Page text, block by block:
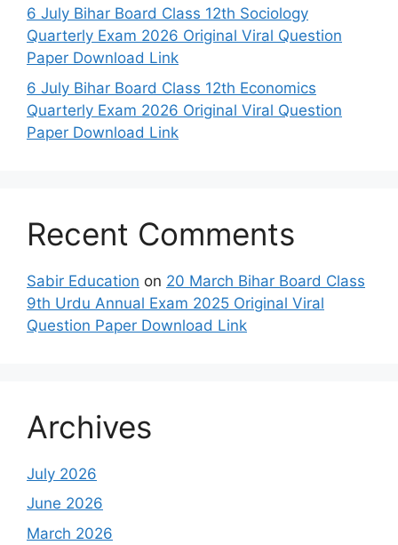
6 July Bihar Board Class 12th Sociology
Quarterly Exam 2026 Original Viral Question
Paper Download Link
6 July Bihar Board Class 12th Economics
Quarterly Exam 2026 Original Viral Question
Paper Download Link
Recent Comments
Sabir Education on 20 March Bihar Board Class
9th Urdu Annual Exam 2025 Original Viral
Question Paper Download Link
Archives
July 2026
June 2026
March 2026